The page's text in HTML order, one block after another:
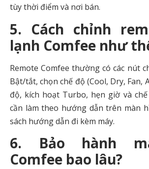
tùy thời điểm và nơi bán.
5. Cách chỉnh
lạnh Comfee như
Remote Comfee thường có các nút
Bật/tắt, chọn chế độ (Cool, Dry, Fan,
độ, kích hoạt Turbo, hẹn giờ và
cần làm theo hướng dẫn trên màn
sách hướng dẫn đi kèm máy.
6. Bảo hành
Comfee bao lâu?